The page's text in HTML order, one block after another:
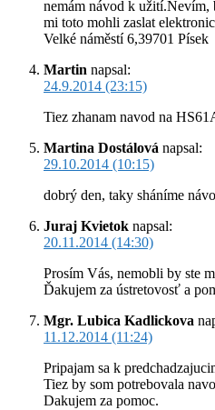
nemám návod k užití.Nevím,
mi toto mohli zaslat
Velké náměstí 6,39701 Písek
Martin napsal:
24.9.2014 (23:15)
Tiez zhanam navod na
Martina Dostálová napsal:
29.10.2014 (10:15)
dobrý den, taky sháníme
Juraj Kvietok napsal:
20.11.2014 (14:30)
Prosím Vás, nemobli by ste
Ďakujem za ústretovosť a
Mgr. Lubica Kadlickova
11.12.2014 (11:24)
Pripajam sa k
Tiez by som potrebovala
Dakujem za pomoc.